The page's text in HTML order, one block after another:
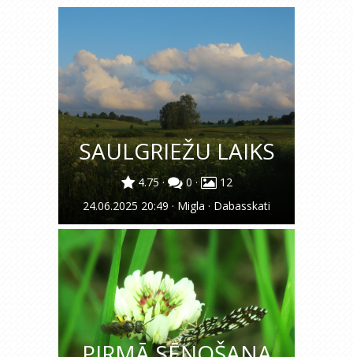
SAULGRIEŽU LAIKS
4.75· 0·
12
24.06.2025 20:49 · Migla · Dabasskati